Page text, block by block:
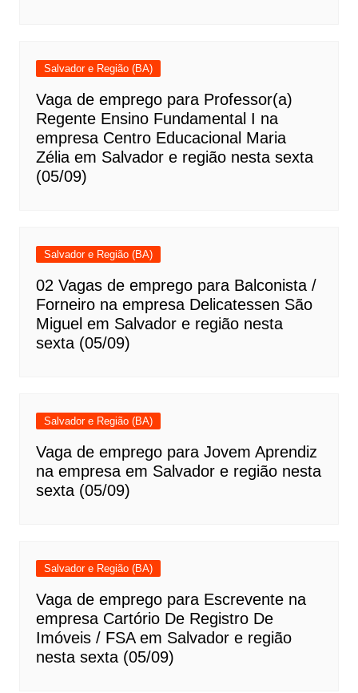
Salvador e Região (BA)
Vaga de emprego para Professor(a)
Regente Ensino Fundamental I na
empresa Centro Educacional Maria
Zélia em Salvador e região nesta sexta
(05/09)
Salvador e Região (BA)
02 Vagas de emprego para Balconista /
Forneiro na empresa Delicatessen São
Miguel em Salvador e região nesta
sexta (05/09)
Salvador e Região (BA)
Vaga de emprego para Jovem Aprendiz
na empresa em Salvador e região nesta
sexta (05/09)
Salvador e Região (BA)
Vaga de emprego para Escrevente na
empresa Cartório De Registro De
Imóveis / FSA em Salvador e região
nesta sexta (05/09)